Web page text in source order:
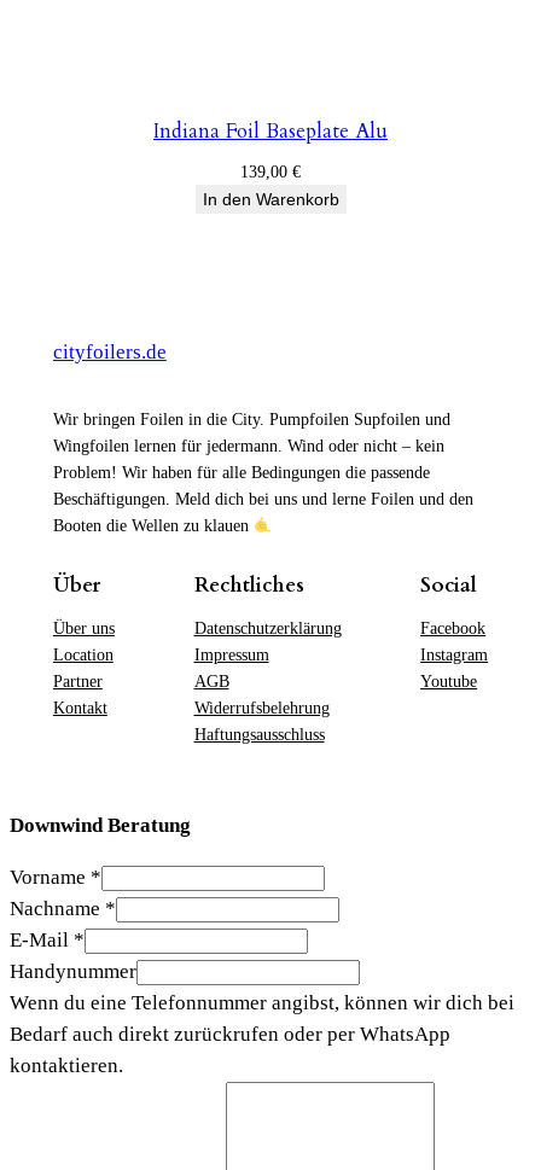
Indiana Foil Baseplate Alu
139,00 €
In den Warenkorb
cityfoilers.de
Wir bringen Foilen in die City. Pumpfoilen Supfoilen und
Wingfoilen lernen für jedermann. Wind oder nicht – kein
Problem! Wir haben für alle Bedingungen die passende
Beschäftigungen. Meld dich bei uns und lerne Foilen und den
Booten die Wellen zu klauen
Über
Über uns
Location
Partner
Kontakt
Rechtliches
Datenschutzerklärung
Impressum
AGB
Widerrufsbelehrung
Haftungsausschluss
Social
Facebook
Instagram
Youtube
Downwind Beratung
Vorname *
Nachname *
E-Mail *
Handynummer
Wenn du eine Telefonnummer angibst, können wir dich bei
Bedarf auch direkt zurückrufen oder per WhatsApp
kontaktieren.